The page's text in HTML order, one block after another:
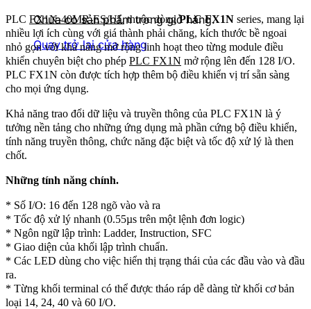
Chưa có sản phẩm trong giỏ hàng.
Quay trở lại cửa hàng
PLC FX1N-40MR-ES/ULthuộc dòngPLC FX1N series, mang lại
nhiều lợi ích cùng với giá thành phải chăng, kích thước bề ngoai
nhỏ gọn với khả năng mở rộng linh hoạt theo từng module điều
khiển chuyên biệt cho phép PLC FX1N mở rộng lên đến 128 I/O.
PLC FX1N còn được tích hợp thêm bộ điều khiển vị trí sẵn sàng
cho mọi ứng dụng.
Khả năng trao đổi dữ liệu và truyền thông của PLC FX1N là ý
tưởng nền tảng cho những ứng dụng mà phần cứng bộ điều khiển,
tính năng truyền thông, chức năng đặc biệt và tốc độ xử lý là then
chốt.
Những tính năng chính.
* Số I/O: 16 đến 128 ngõ vào và ra
* Tốc độ xử lý nhanh (0.55µs trên một lệnh đơn logic)
* Ngôn ngữ lập trình: Ladder, Instruction, SFC
* Giao diện của khối lập trình chuẩn.
* Các LED dùng cho việc hiển thị trạng thái của các đầu vào và đầu
ra.
* Từng khối terminal có thể được tháo ráp dễ dàng từ khối cơ bản
loại 14, 24, 40 và 60 I/O.